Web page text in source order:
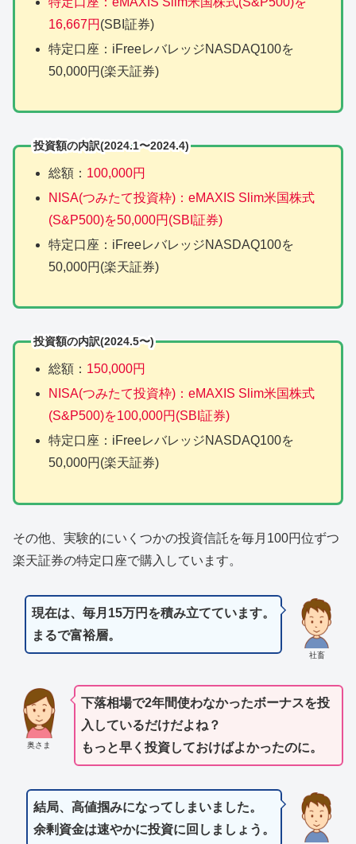
16,667円 (SBI証券)
特定口座：iFreeレバレッジNASDAQ100を
50,000円(楽天証券)
投資額の内訳(2024.1〜2024.4)
総額： 100,000円
NISA(つみたて投資枠)：eMAXIS Slim米国株式
(S&P500)を50,000円(SBI証券)
特定口座：iFreeレバレッジNASDAQ100を
50,000円(楽天証券)
投資額の内訳(2024.5〜)
総額： 150,000円
NISA(つみたて投資枠)：eMAXIS Slim米国株式
(S&P500)を100,000円(SBI証券)
特定口座：iFreeレバレッジNASDAQ100を
50,000円(楽天証券)
その他、実験的にいくつかの投資信託を毎月100円位ずつ
楽天証券の特定口座で購入しています。
社畜
現在は、毎月15万円を積み立てています。
まるで富裕層。
奥さま
下落相場で2年間使わなかったボーナスを投
入しているだけだよね？
もっと早く投資しておけばよかったのに。
結局、高値掴みになってしまいました。
余剰資金は速やかに投資に回しましょう。